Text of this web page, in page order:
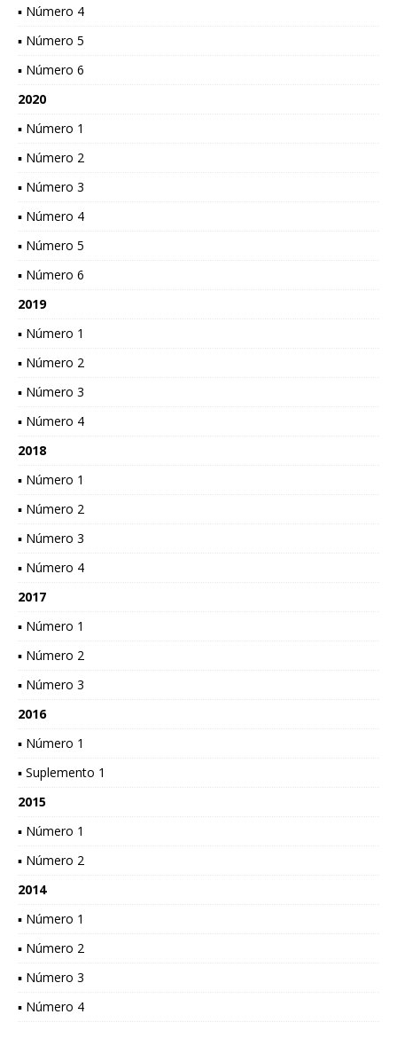
▪ Número 4
▪ Número 5
▪ Número 6
2020
▪ Número 1
▪ Número 2
▪ Número 3
▪ Número 4
▪ Número 5
▪ Número 6
2019
▪ Número 1
▪ Número 2
▪ Número 3
▪ Número 4
2018
▪ Número 1
▪ Número 2
▪ Número 3
▪ Número 4
2017
▪ Número 1
▪ Número 2
▪ Número 3
2016
▪ Número 1
▪ Suplemento 1
2015
▪ Número 1
▪ Número 2
2014
▪ Número 1
▪ Número 2
▪ Número 3
▪ Número 4